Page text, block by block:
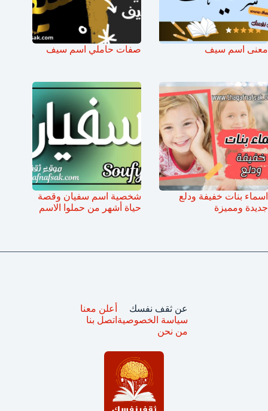
معنى اسم سيف صفات حاملي اسم سيف
اسماء بنات خفيفة ودلع
جديدة ومميزة
شخصية اسم سفيان وقصة
حياة أشهر من حملوا الاسم
عن ثقف نفسك
سياسة الخصوصية
من نحن
أعلن معنا
اتصل بنا